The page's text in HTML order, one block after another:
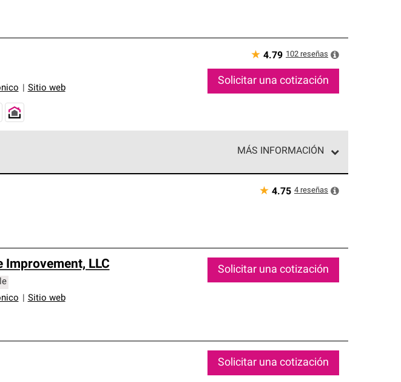
Sitio web
★ 4.79 102 reseñas
Solicitar una cotización
MÁS INFORMACIÓN
estrictos de profesionalismo y confiabilidad.
★ 4.75 4 reseñas
Improvement, LLC
Sitio web
Solicitar una cotización
Solicitar una cotización